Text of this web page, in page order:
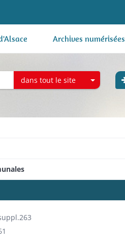
Archives numérisées
dans tout le site